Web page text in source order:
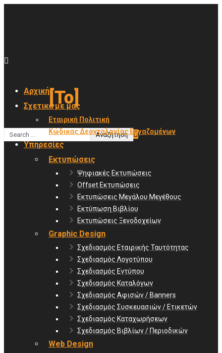
Type[To]
Αρχική
Σχετικά με μας
Εταιρική Πολιτική
Κώδικας Δεοντολογίας Εργαζομένων
Υπηρεσίες
Εκτυπώσεις
Ψηφιακές Εκτυπώσεις
Offset Εκτυπώσεις
Εκτυπώσεις Μεγάλου Μεγέθους
Εκτύπωση Βιβλίου
Εκτυπώσεις Ξενοδοχείων
Graphic Design
Σχεδιασμός Εταιρικής Ταυτότητας
Σχεδιασμός Λογοτύπου
Σχεδιασμός Εντύπου
Σχεδιασμός Καταλόγων
Σχεδιασμός Αφισών / Banners
Σχεδιασμός Συσκευασιών / Ετικετών
Σχεδιασμός Καταχωρήσεων
Σχεδιασμός Βιβλίων / Περιοδικών
Web Design